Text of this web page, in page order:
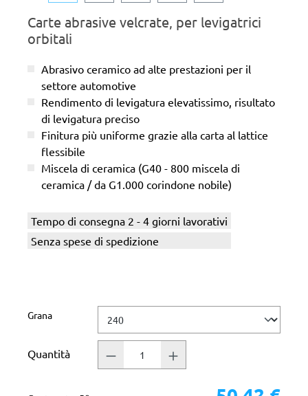
Carte abrasive velcrate, per levigatrici
orbitali
Abrasivo ceramico ad alte prestazioni per il
settore automotive
Rendimento di levigatura elevatissimo, risultato
di levigatura preciso
Finitura più uniforme grazie alla carta al lattice
flessibile
Miscela di ceramica (G40 - 800 miscela di
ceramica / da G1.000 corindone nobile)
Tempo di consegna 2 - 4 giorni lavorativi
Senza spese di spedizione
Seleziona
Grana
Quantità